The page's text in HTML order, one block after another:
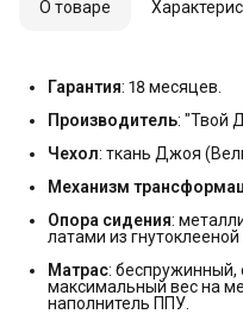
О товаре
Гарантия: 18 месяцев.
Производитель: "Твой
Чехол: ткань Джоя
Механизм
Опора сидения:
латами из гнутоклееной
Матрас: беспружинный,
максимальный вес на
наполнитель ППУ.